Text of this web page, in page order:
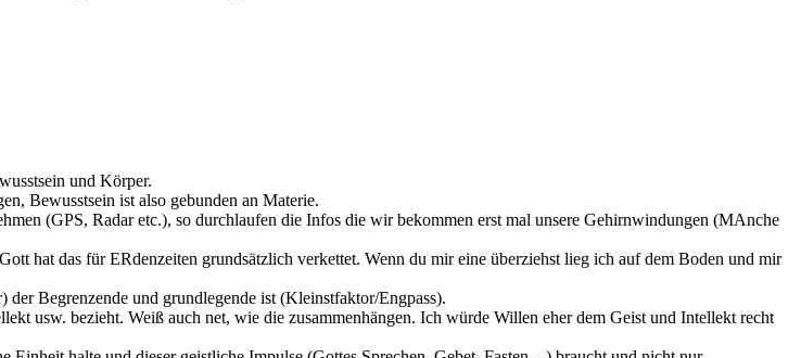
und Körper.
Bewusstsein ist also gebunden an Materie.
(GPS, Radar etc.), so durchlaufen die Infos die wir bekommen erst mal unsere Gehirnwindungen (MAnche
hat das für ERdenzeiten grundsätzlich verkettet. Wenn du mir eine überziehst lieg ich auf dem Boden und mir
Begrenzende und grundlegende ist (Kleinstfaktor/Engpass).
usw. bezieht. Weiß auch net, wie die zusammenhängen. Ich würde Willen eher dem Geist und Intellekt recht